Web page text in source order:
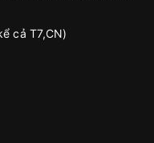
cả T7,CN)